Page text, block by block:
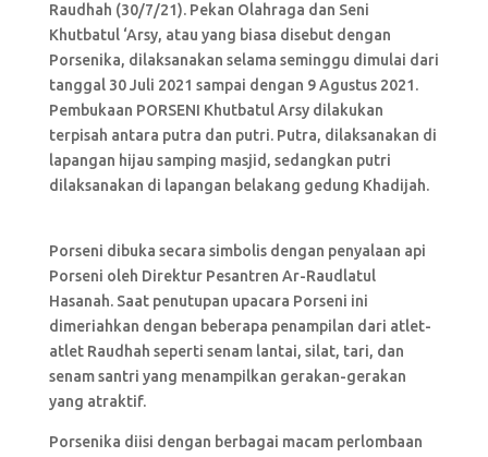
Raudhah (30/7/21). Pekan Olahraga dan Seni
Khutbatul ‘Arsy, atau yang biasa disebut dengan
Porsenika, dilaksanakan selama seminggu dimulai dari
tanggal 30 Juli 2021 sampai dengan 9 Agustus 2021.
Pembukaan PORSENI Khutbatul Arsy dilakukan
terpisah antara putra dan putri. Putra, dilaksanakan di
lapangan hijau samping masjid, sedangkan putri
dilaksanakan di lapangan belakang gedung Khadijah.
Porseni dibuka secara simbolis dengan penyalaan api
Porseni oleh Direktur Pesantren Ar-Raudlatul
Hasanah. Saat penutupan upacara Porseni ini
dimeriahkan dengan beberapa penampilan dari atlet-
atlet Raudhah seperti senam lantai, silat, tari, dan
senam santri yang menampilkan gerakan-gerakan
yang atraktif.
Porsenika diisi dengan berbagai macam perlombaan